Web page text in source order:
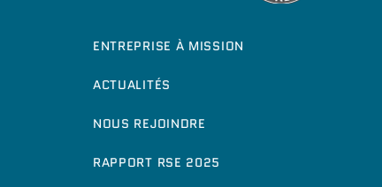
ENTREPRISE À MISSION
ACTUALITÉS
NOUS REJOINDRE
RAPPORT RSE 2025